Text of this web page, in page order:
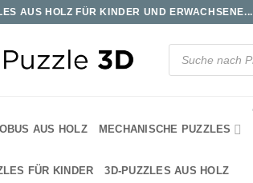
AUS HOLZ FÜR KINDER UND ERWACHSENE...
Products
search
AUS HOLZ MECHANISCHE PUZZLES
FÜR KINDER 3D-PUZZLES AUS HOLZ